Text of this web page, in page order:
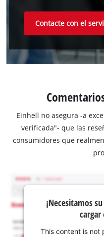
Contacte con el
Einhell no asegura -a
verificada"- que las
consumidores que
¡Necesitamos
cargar
This content is not